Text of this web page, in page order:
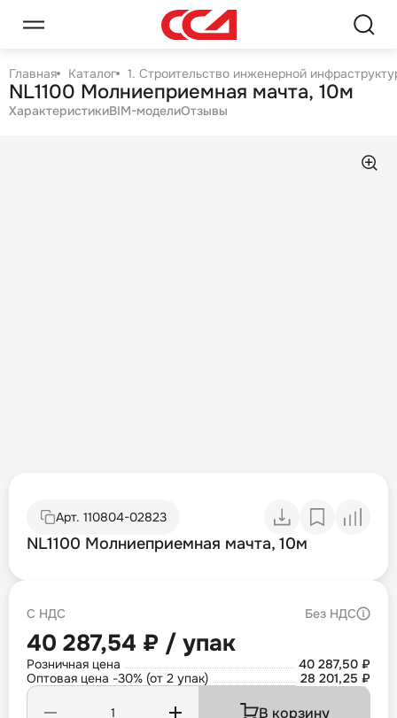
Главная Каталог 1. Строительство инженерной
NL1100 Молниеприемная мачта, 10м
ХарактеристикиBIM-моделиОтзывы
Арт. 110804-02823
NL1100 Молниеприемная мачта, 10м
С НДС Без НДС
40 287,54 ₽ / упак
Розничная цена
40 287,50 ₽
Оптовая цена -30% (от 2 упак)
28 201,25 ₽
В корзину